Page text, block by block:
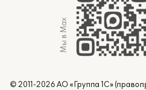
Мы в Max
© 2011-2026 АО «Группа 1С»